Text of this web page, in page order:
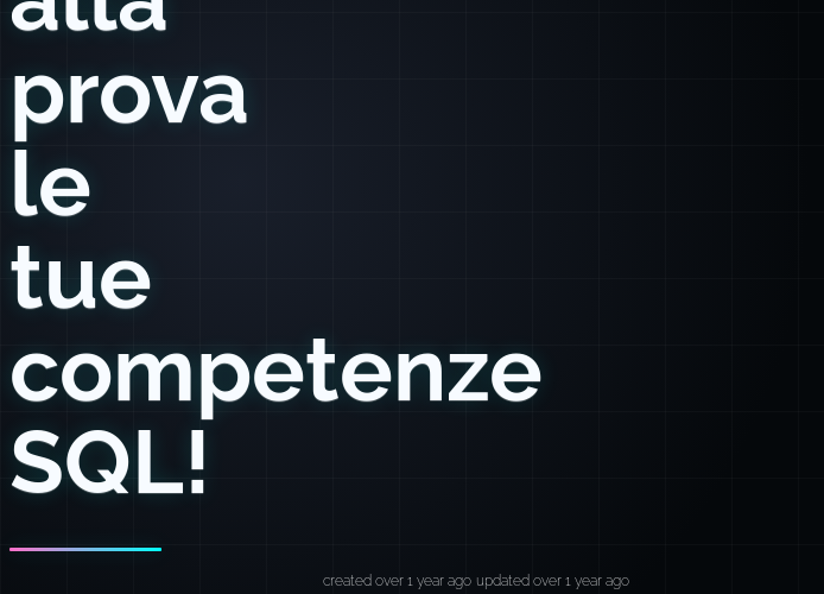
prova
le
tue
competenze
SQL!
created over 1 year ago updated over 1 year ago